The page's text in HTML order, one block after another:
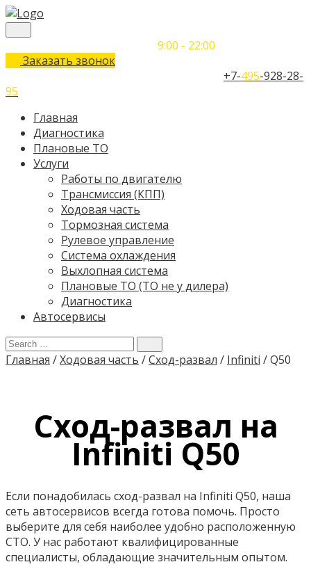
9:00 - 22:00
Заказать звонок
+7-495-928-28-
95
Главная
Диагностика
Плановые ТО
Услуги
Работы по двигателю
Трансмиссия (КПП)
Ходовая часть
Тормозная система
Рулевое управление
Система охлаждения
Выхлопная система
Плановые ТО (ТО не у дилера)
Диагностика
Автосервисы
Главная /Ходовая часть /Сход-развал / Infiniti /Q50
Сход-развал на
Infiniti Q50
Если понадобилась сход-развал на Infiniti Q50, наша
сеть автосервисов всегда готова помочь. Просто
выберите для себя наиболее удобно расположенную
СТО. У нас работают квалифицированные
специалисты, обладающие значительным опытом.